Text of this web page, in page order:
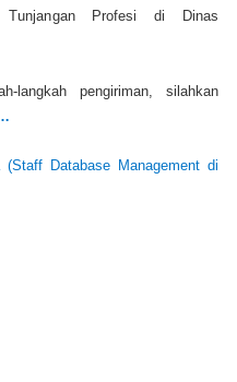
Tunjangan Profesi di Dinas
langkah pengiriman, silahkan
Database Management di